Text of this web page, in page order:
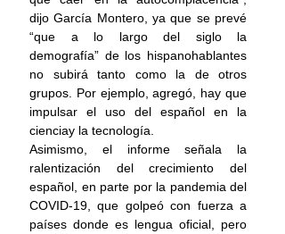
dijo García Montero, ya que se prevé
“que a lo largo del siglo la
demografía” de los hispanohablantes
no subirá tanto como la de otros
grupos. Por ejemplo, agregó, hay que
impulsar el uso del español en la
cienciay la tecnología.
Asimismo, el informe señala la
ralentización del crecimiento del
español, en parte por la pandemia del
COVID-19, que golpeó con fuerza a
países donde es lengua oficial, pero